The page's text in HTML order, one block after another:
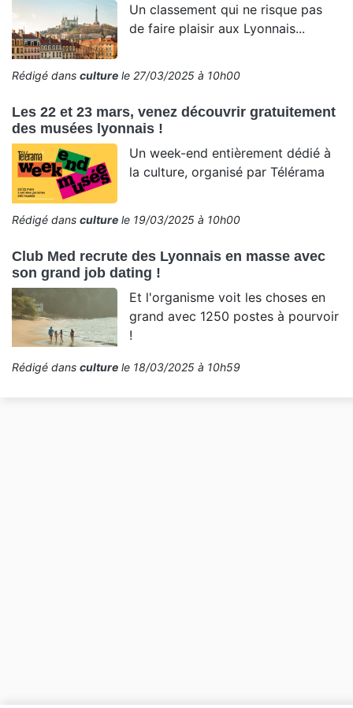
Un classement qui ne risque pas
de faire plaisir aux Lyonnais...
Rédigé dans culture le 27/03/2025 à 10h00
Les 22 et 23 mars, venez découvrir gratuitement
des musées lyonnais !
Un week-end entièrement dédié à
la culture, organisé par Télérama
Rédigé dans culture le 19/03/2025 à 10h00
Club Med recrute des Lyonnais en masse avec
son grand job dating !
Et l'organisme voit les choses en
grand avec 1250 postes à pourvoir
!
Rédigé dans culture le 18/03/2025 à 10h59